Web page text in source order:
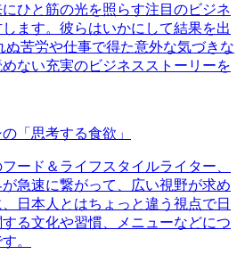
ひと筋の光を照らす注目のビジネ
ます。彼らはいかにして結果を出
ぬ苦労や仕事で得た意外な気づきな
ない充実のビジネスストーリーを
「思考する食欲」
ード＆ライフスタイルライター、
急速に繋がって、広い視野が求め
日本人とはちょっと違う視点で日
る文化や習慣、メニューなどにつ
。